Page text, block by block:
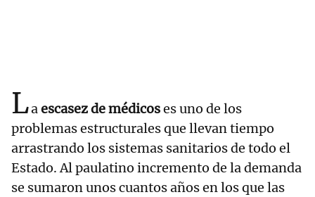
Laescasez de médicoses uno de los
problemas estructurales que llevan tiempo
arrastrando los sistemas sanitarios de todo el
Estado. Al paulatino incremento de la demanda
se sumaron unos cuantos años en los que las